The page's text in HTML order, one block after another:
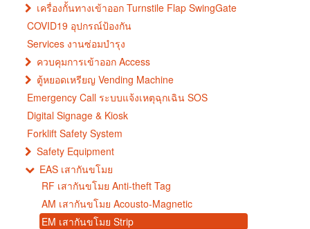
เครื่องกั้นทางเข้าออก Turnstile Flap SwingGate
COVID19 อุปกรณ์ป้องกัน
Services งานซ่อมบำรุง
ควบคุมการเข้าออก Access
ตู้หยอดเหรียญ Vending Machine
Emergency Call ระบบแจ้งเหตุฉุกเฉิน SOS
Digital Signage & Kiosk
Forklift Safety System
Safety Equipment
EAS เสากันขโมย
RF เสากันขโมย Anti-theft Tag
AM เสากันขโมย Acousto-Magnetic
EM เสากันขโมย Strip